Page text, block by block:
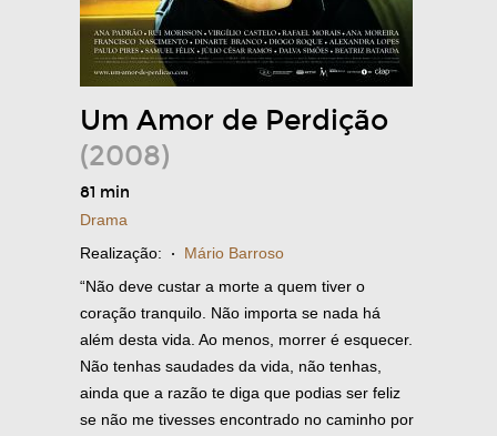
Um Amor de Perdição
(2008)
81 min
Drama
Realização: · Mário Barroso
“Não deve custar a morte a quem tiver o
coração tranquilo. Não importa se nada há
além desta vida. Ao menos, morrer é esquecer.
Não tenhas saudades da vida, não tenhas,
ainda que a razão te diga que podias ser feliz
se não me tivesses encontrado no caminho por